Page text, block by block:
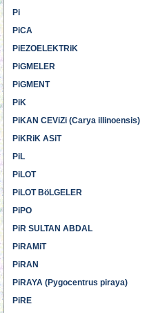
Pi
PiCA
PiEZOELEKTRiK
PiGMELER
PiGMENT
PiK
PiKAN CEViZi (Carya illinoensis)
PiKRiK ASiT
PiL
PiLOT
PiLOT BöLGELER
PiPO
PiR SULTAN ABDAL
PiRAMiT
PiRAN
PiRAYA (Pygocentrus piraya)
PiRE